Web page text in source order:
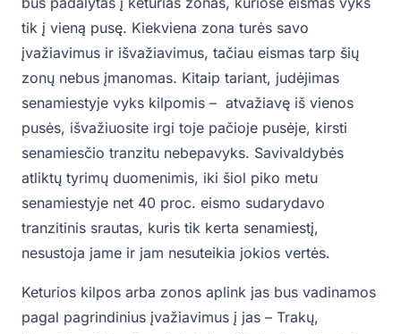
tik į vieną pusę. Kiekviena zona turės savo
įvažiavimus ir išvažiavimus, tačiau eismas tarp šių
zonų nebus įmanomas. Kitaip tariant, judėjimas
senamiestyje vyks kilpomis – atvažiavę iš vienos
pusės, išvažiuosite irgi toje pačioje pusėje, kirsti
senamiesčio tranzitu nebepavyks. Savivaldybės
atliktų tyrimų duomenimis, iki šiol piko metu
senamiestyje net 40 proc. eismo sudarydavo
tranzitinis srautas, kuris tik kerta senamiestį,
nesustoja jame ir jam nesuteikia jokios vertės.
Keturios kilpos arba zonos aplink jas bus vadinamos
pagal pagrindinius įvažiavimus į jas – Trakų,